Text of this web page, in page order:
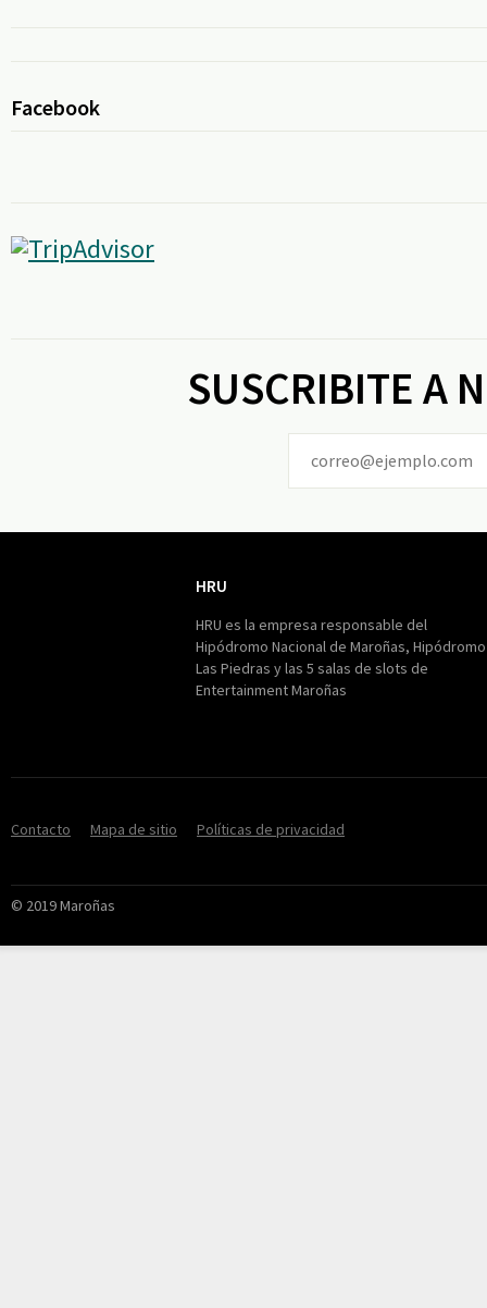
Facebook
SUSCRIBITE A
HRU
HRU es la empresa responsable del
Hipódromo Nacional de Maroñas, Hipódromo
Las Piedras y las 5 salas de slots de
Entertainment Maroñas
Contacto Mapa de sitio Políticas de privacidad
© 2019 Maroñas